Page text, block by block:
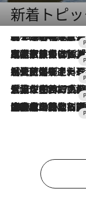
新着トピ
2026.8.7
【トンボの足水浴】ヒノキの香りに包まれて涼感マックス！約13℃の湧水かけ流しを避暑地「星野温泉 トンボの湯」で体験
2026.7.31
【ホテル帰省】という選択肢をOMOが提案。家族とほどよい距離を保つには「昼は実家、夜は気兼ねなくホテルで！」
2026.7.24
【夏限定ディナーコース】旬を迎える稚鮎や花ズッキーニなどをイタリア・トスカーナの郷土料理の手法で満喫！
2026.7.17
「土佐和ハーブかき氷」がOMO7高知に登場！生姜、山椒、大葉など目にも舌にも涼
2026.7.10
NEW OPEN！【界 草津】名湯の地に誕生。趣の異なる2種の温泉と上州ならではの会席・蕎麦割烹など美食を味わう究極の癒やし旅